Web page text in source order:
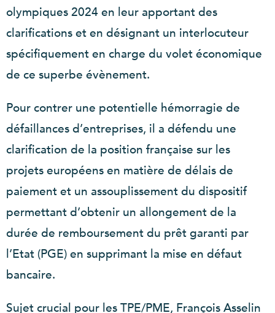
olympiques 2024 en leur apportant des
clarifications et en désignant un interlocuteur
spécifiquement en charge du volet économique
de ce superbe évènement.
Pour contrer une potentielle hémorragie de
défaillances d’entreprises, il a défendu une
clarification de la position française sur les
projets européens en matière de délais de
paiement et un assouplissement du dispositif
permettant d’obtenir un allongement de la
durée de remboursement du prêt garanti par
l’Etat (PGE) en supprimant la mise en défaut
bancaire.
Sujet crucial pour les TPE/PME, François Asselin